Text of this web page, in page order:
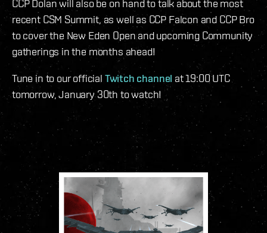
CCP Dolan will also be on hand to talk about the most
recent CSM Summit, as well as CCP Falcon and CCP Bro
to cover the New Eden Open and upcoming Community
gatherings in the months ahead!
Tune in to our official Twitch channel at 19:00 UTC
tomorrow, January 30th to watch!